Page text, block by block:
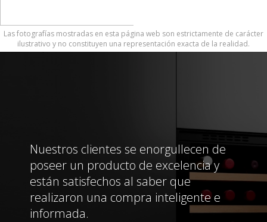
Las fotografías mostradas en esta página web son estrictamente de carácter
ilustrativo y no constituyen una representación exacta de la realidad.
Nuestros clientes se enorgullecen de
poseer un producto de excelencia y
están satisfechos al saber que
realizaron una compra inteligente e
informada.